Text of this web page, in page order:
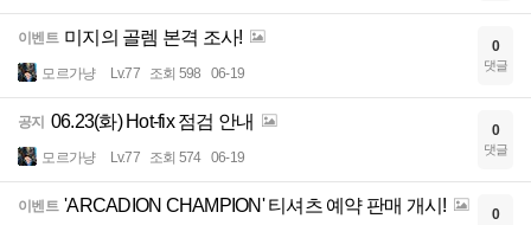
이벤트 미지의 골렘 본격 조사!
모르가냥 Lv.77 조회 598 06-19
0
댓글
공지 06.23(화) Hot-fix 점검 안내
모르가냥 Lv.77 조회 574 06-19
0
댓글
이벤트 'ARCADION CHAMPION' 티셔츠 예약 판매 개시! 0